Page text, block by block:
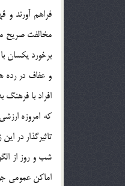
فراهم آورند
مخالفت صريح
برخورد يكسان
و عفاف در رده
افراد با
كه امروزه
تاثيرگذار در
شب و روز از
اماكن عمومي